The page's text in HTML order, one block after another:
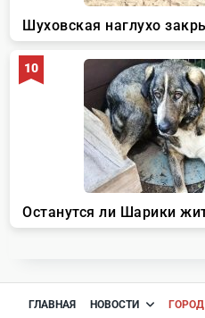
ГЛАВНАЯ НОВОСТИ ГОРОД